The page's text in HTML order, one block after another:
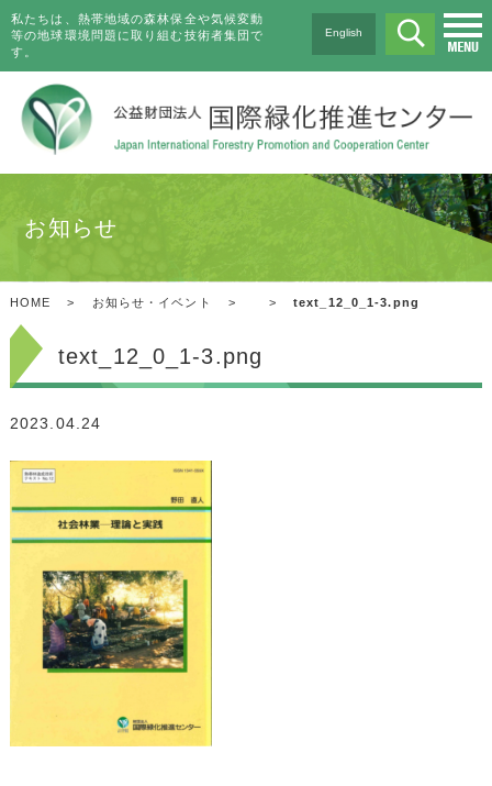
私たちは、熱帯地域の森林保全や気候変動
等の地球環境問題に取り組む技術者集団で
す。
English
お知らせ
HOME > お知らせ・イベント > > text_12_0_1-3.png
text_12_0_1-3.png
2023.04.24